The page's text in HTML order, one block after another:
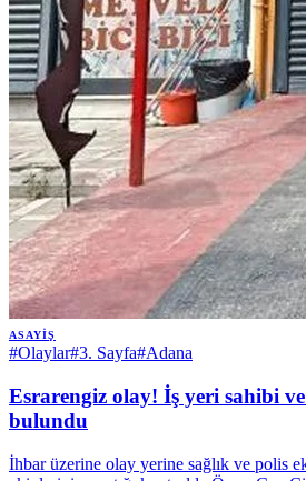
ASAYIŞ
#Olaylar#3. Sayfa#Adana
Esrarengiz olay! İş yeri sahibi
bulundu
İhbar üzerine olay yerine sağlık ve polis